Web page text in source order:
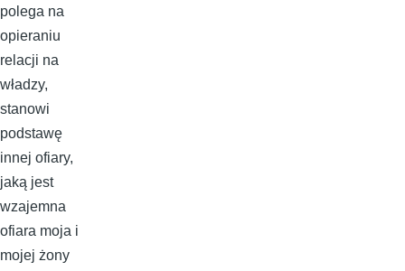
polega na
opieraniu
relacji na
władzy,
stanowi
podstawę
innej ofiary,
jaką jest
wzajemna
ofiara moja i
mojej żony